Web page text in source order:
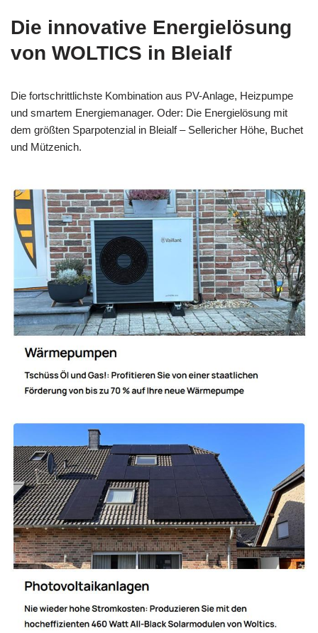
Die innovative Energielösung
von WOLTICS in Bleialf
Die fortschrittlichste Kombination aus PV-Anlage, Heizpumpe
und smartem Energiemanager. Oder: Die Energielösung mit
dem größten Sparpotenzial in Bleialf – Sellericher Höhe, Buchet
und Mützenich.